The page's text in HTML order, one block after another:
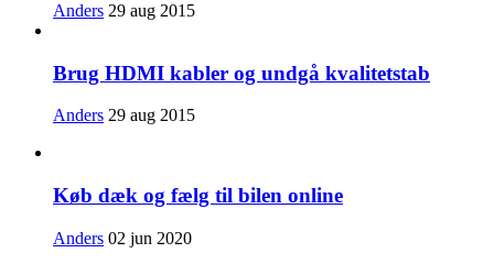
Anders 29 aug 2015
Brug HDMI kabler og undgå kvalitetstab
Anders 29 aug 2015
Køb dæk og fælg til bilen online
Anders 02 jun 2020